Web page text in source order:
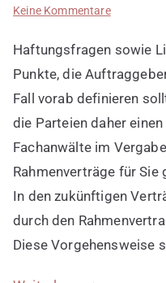
Keine Kommentarezu
im
nutzen
Haftungsfragen sowie
Punkte, die
Fall vorab definieren
die Parteien daher
Fachanwälte im
Rahmenverträge für
In den zukünftigen
durch den
Diese Vorgehensweise